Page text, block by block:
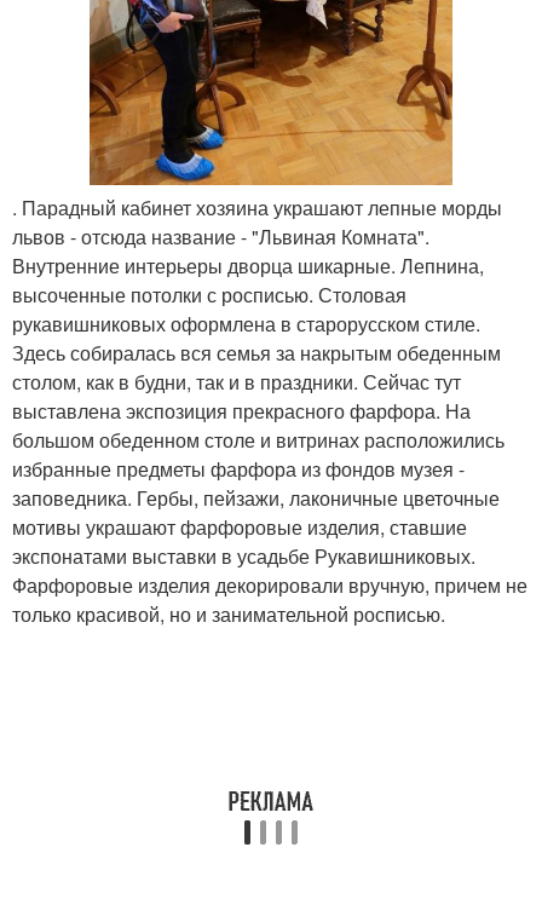
. Парадный кабинет хозяина украшают лепные морды
львов - отсюда название - "Львиная Комната".
Внутренние интерьеры дворца шикарные. Лепнина,
высоченные потолки с росписью. Столовая
рукавишниковых оформлена в старорусском стиле.
Здесь собиралась вся семья за накрытым обеденным
столом, как в будни, так и в праздники. Сейчас тут
выставлена экспозиция прекрасного фарфора. На
большом обеденном столе и витринах расположились
избранные предметы фарфора из фондов музея -
заповедника. Гербы, пейзажи, лаконичные цветочные
мотивы украшают фарфоровые изделия, ставшие
экспонатами выставки в усадьбе Рукавишниковых.
Фарфоровые изделия декорировали вручную, причем не
только красивой, но и занимательной росписью.